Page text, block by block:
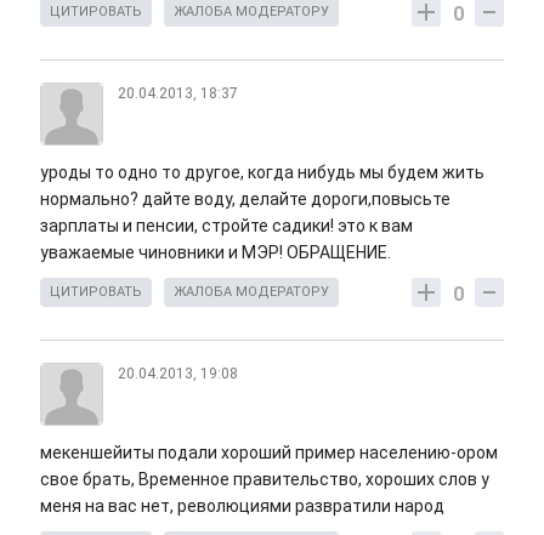
0
ЦИТИРОВАТЬ ЖАЛОБА МОДЕРАТОРУ
20.04.2013, 18:37
уроды то одно то другое, когда нибудь мы будем жить
нормально? дайте воду, делайте дороги,повысьте
зарплаты и пенсии, стройте садики! это к вам
уважаемые чиновники и МЭР! ОБРАЩЕНИЕ.
0
ЦИТИРОВАТЬ ЖАЛОБА МОДЕРАТОРУ
20.04.2013, 19:08
мекеншейиты подали хороший пример населению-ором
свое брать, Временное правительство, хороших слов у
меня на вас нет, революциями развратили народ